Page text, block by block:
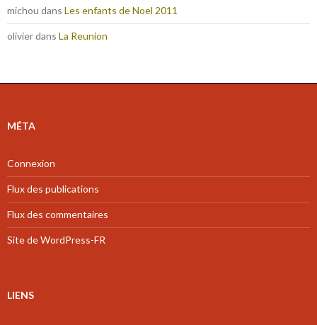
michou dans Les enfants de Noel 2011
olivierdans La Reunion
MÉTA
Connexion
Flux des publications
Flux des commentaires
Site de WordPress-FR
LIENS